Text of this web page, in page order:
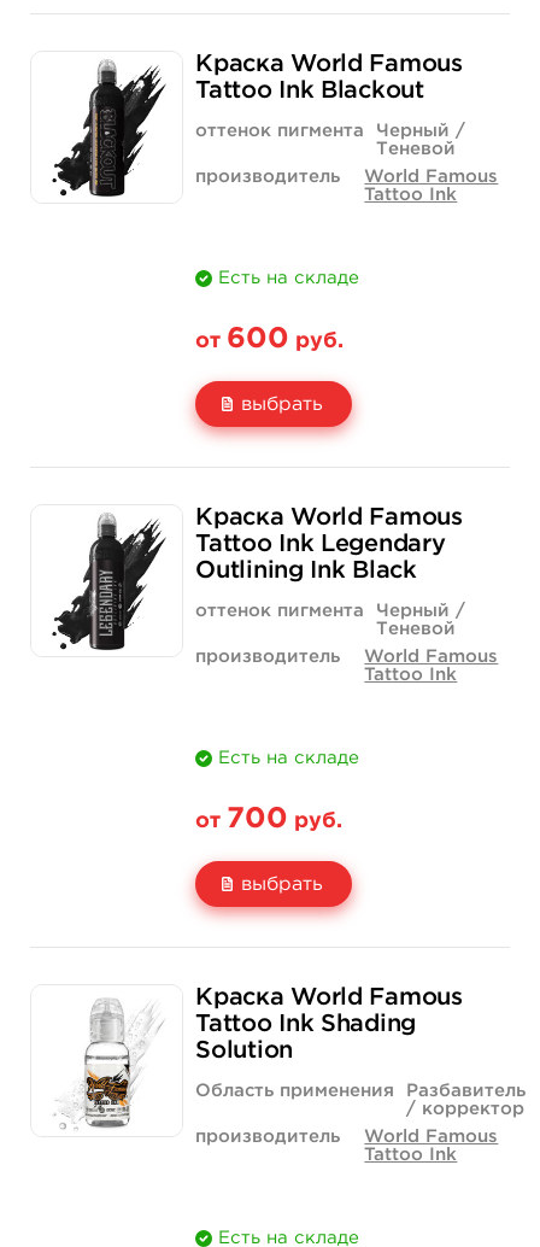
Количество
1 400 руб.
купить
3 900 руб.
купить
Краска World Famous
Tattoo Ink Blackout
оттенок пигмента
Черный /
Теневой
производитель
World Famous
Tattoo Ink
Есть на складе
от 600 руб.
выбрать
Количество
600 руб.
купить
925 руб.
Краска World Famous
Tattoo Ink Legendary
Outlining Ink Black
оттенок пигмента
Черный /
Теневой
производитель
World Famous
Tattoo Ink
Есть на складе
от 700 руб.
выбрать
Количество
700 руб.
купить
1 000 руб.
Краска World Famous
Tattoo Ink Shading
Solution
Область применения
Разбавитель
/ корректор
производитель
World Famous
Tattoo Ink
Есть на складе